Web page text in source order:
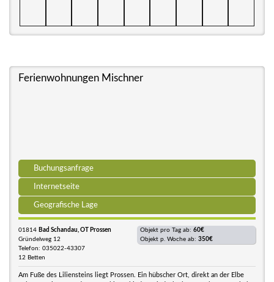
Ferienwohnungen Mischner
Buchungsanfrage
Internetseite
Geografische Lage
01814 Bad Schandau, OT Prossen
Gründelweg 12
Telefon: 035022-43307
12 Betten
Objekt pro Tag ab: 60€
Objekt p. Woche ab: 350€
Am Fuße des Liliensteins liegt Prossen. Ein hübscher Ort, direkt an der Elbe